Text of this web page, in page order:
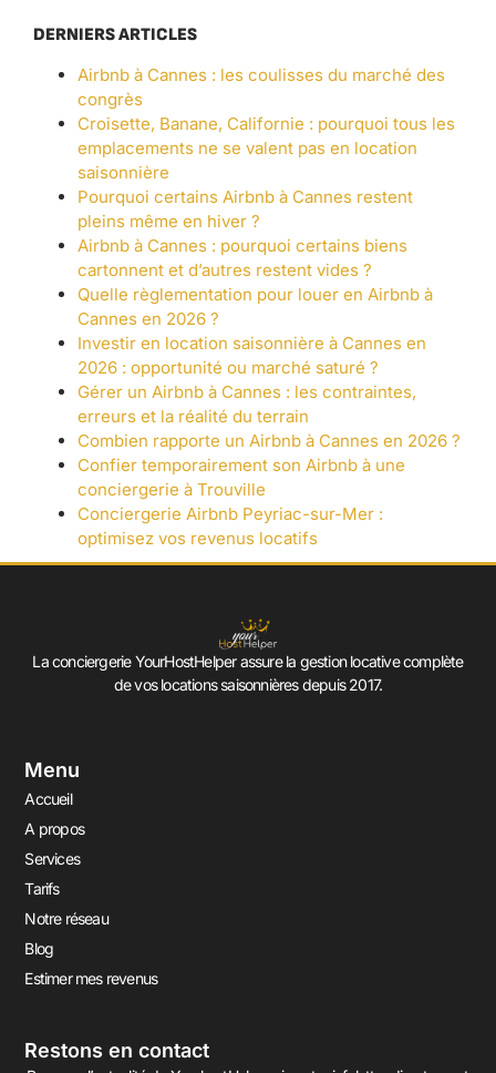
DERNIERS ARTICLES
Airbnb à Cannes : les coulisses du marché des
congrès
Croisette, Banane, Californie : pourquoi tous les
emplacements ne se valent pas en location
saisonnière
Pourquoi certains Airbnb à Cannes restent
pleins même en hiver ?
Airbnb à Cannes : pourquoi certains biens
cartonnent et d’autres restent vides ?
Quelle règlementation pour louer en Airbnb à
Cannes en 2026 ?
Investir en location saisonnière à Cannes en
2026 : opportunité ou marché saturé ?
Gérer un Airbnb à Cannes : les contraintes,
erreurs et la réalité du terrain
Combien rapporte un Airbnb à Cannes en 2026 ?
Confier temporairement son Airbnb à une
conciergerie à Trouville
Conciergerie Airbnb Peyriac-sur-Mer :
optimisez vos revenus locatifs
La conciergerie YourHostHelper assure la gestion locative complète
de vos locations saisonnières depuis 2017.
Menu
Accueil
A propos
Services
Tarifs
Notre réseau
Blog
Estimer mes revenus
Restons en contact